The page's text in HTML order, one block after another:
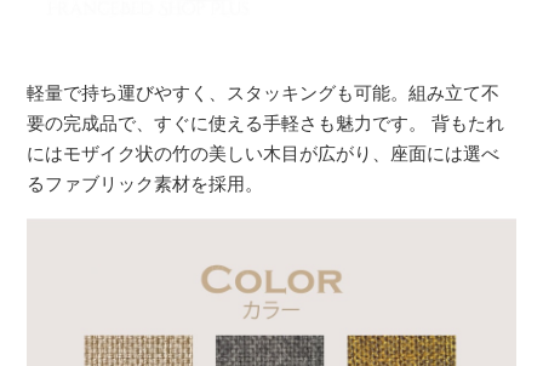
軽量で持ち運びやすく、スタッキングも可能。組み立て不
要の完成品で、すぐに使える手軽さも魅力です。 背もたれ
にはモザイク状の竹の美しい木目が広がり、座面には選べ
るファブリック素材を採用。